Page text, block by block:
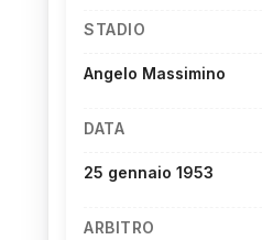
STADIO
Angelo Massimino
DATA
25 gennaio 1953
ARBITRO